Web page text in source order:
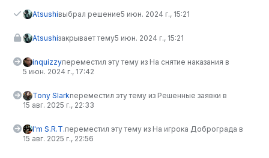
Atsushiвыбрал решение5 июн. 2024 г., 15:21
Atsushiзакрывает тему5 июн. 2024 г., 15:21
inquizzyпереместил эту тему из На снятие наказания в
5 июн. 2024 г., 17:42
Tony Slarkпереместил эту тему из Решенные заявки в
15 авг. 2025 г., 22:33
I'm S.R.T.переместил эту тему из На игрока Доброграда в
15 авг. 2025 г., 22:56